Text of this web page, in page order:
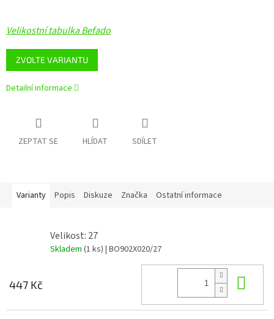
ZVOLTE VARIANTU
Velikostní tabulka Befado
Detailní informace
ZEPTAT SE HLÍDAT SDÍLET
Varianty Popis Diskuze Značka Ostatní informace
Velikost: 27
Skladem (1 ks) | BO902X020/27
447 Kč